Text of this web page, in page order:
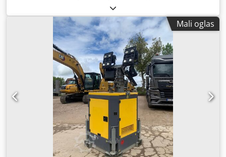
Mali oglas